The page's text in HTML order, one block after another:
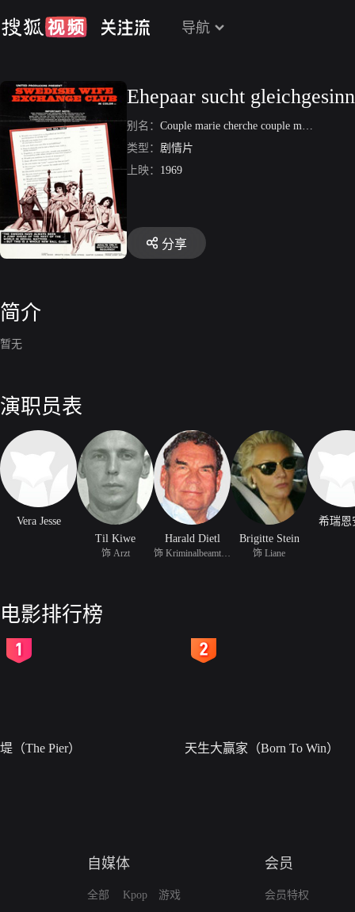
导航
Ehepaar sucht
别名： Couple marie cherche couple marie
类型： 剧情片
上映： 1969
分享
简介
暂无
演职员表
Vera Jesse
Til Kiwe
饰 Arzt
Harald Dietl Brigitte Stein
饰 Liane
希瑞恩
电影排行榜
堤（The Pier） 天生大赢家（Born To Win）
自媒体
全部
Kpop
游戏
会员
会员特权